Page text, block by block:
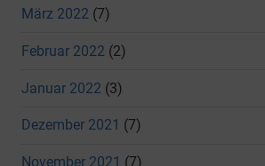
März 2022 (7)
Februar 2022 (2)
Januar 2022 (3)
Dezember 2021 (7)
November 2021 (7)